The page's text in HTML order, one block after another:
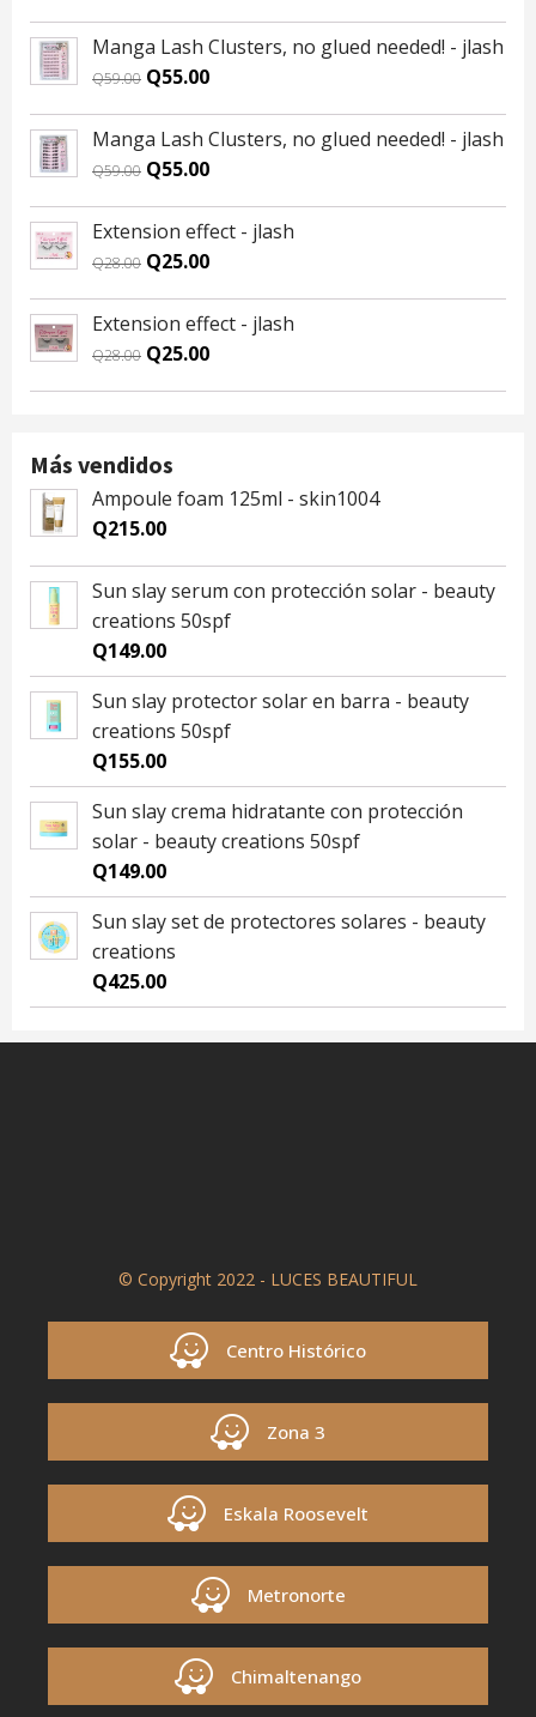
was:
Q59.00.
is:
Q55.00.
Manga Lash Clusters, no glued needed! - jlash
Q59.00 Original
was:
Q59.00.
Q55.00Current
is:
Q55.00.
Manga Lash Clusters, no glued needed! - jlash
Q59.00 Original
was:
Q59.00.
Q55.00Current
is:
Q55.00.
Extension effect - jlash
Q28.00 Original
was:
Q28.00.
Q25.00Current
is:
Q25.00.
Extension effect - jlash
Q28.00 Original
Q25.00Current
Más vendidos
Ampoule foam 125ml - skin1004
Q215.00
Sun slay serum con protección solar - beauty
creations 50spf
Q149.00
Sun slay protector solar en barra - beauty
creations 50spf
Q155.00
Sun slay crema hidratante con protección
solar - beauty creations 50spf
Q149.00
Sun slay set de protectores solares - beauty
creations
Q425.00
© Copyright 2022 - LUCES BEAUTIFUL
Centro Histórico
Zona 3
Eskala Roosevelt
Metronorte
Chimaltenango